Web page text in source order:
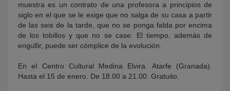
muestra es un contrato de una profesora a principios de
siglo en el que se le exige que no salga de su casa a partir
de las seis de la tarde, que no se ponga falda por encima
de los tobillos y que no se case. El tiempo, además de
engullir, puede ser cómplice de la evolución.
En el Centro Cultural Medina Elvira. Atarfe (Granada).
Hasta el 15 de enero. De 18.00 a 21.00. Gratuito.